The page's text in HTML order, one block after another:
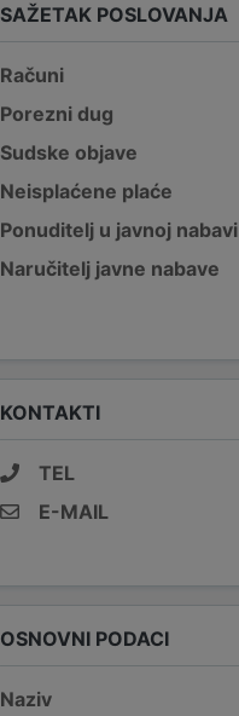
SAŽETAK POSLOVANJA
Računi
Porezni dug
Sudske objave
Neisplaćene plaće
Ponuditelj u javnoj nabavi
Naručitelj javne nabave
KONTAKTI
TEL
E-MAIL
OSNOVNI PODACI
Naziv